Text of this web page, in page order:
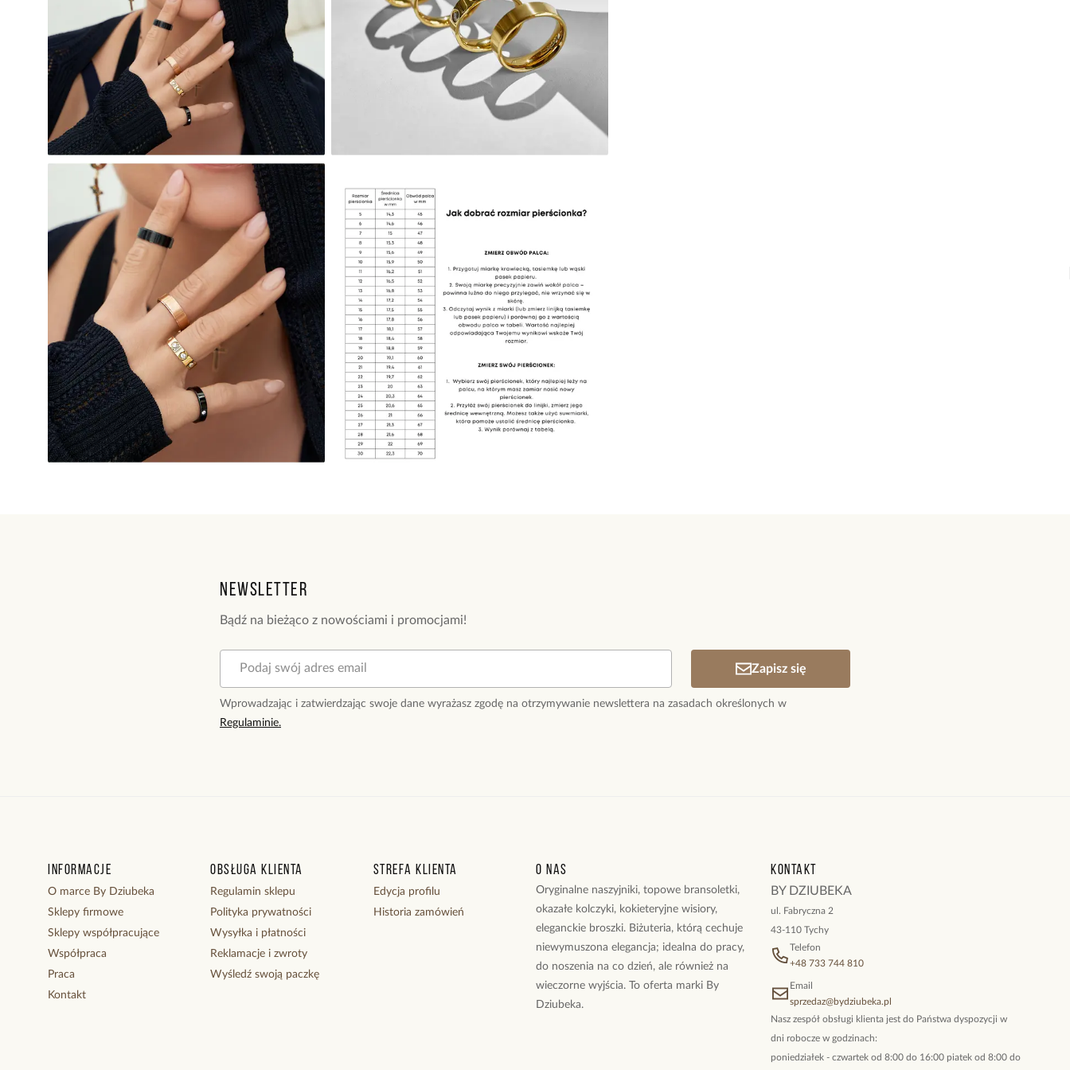
Newsletter
Bądź na bieżąco z nowościami i promocjami!
Zapisz się
Wprowadzając i zatwierdzając swoje dane wyrażasz zgodę na otrzymywanie newslettera na zasadach określonych w
Regulaminie.
Informacje
O marce By Dziubeka
Sklepy firmowe
Sklepy współpracujące
Współpraca
Praca
Kontakt
Obsługa klienta
Regulamin sklepu
Polityka prywatności
Wysyłka i płatności
Reklamacje i zwroty
Wyśledź swoją paczkę
Strefa klienta
Edycja profilu
Historia zamówień
O nas
Oryginalne naszyjniki, topowe bransoletki,
okazałe kolczyki, kokieteryjne wisiory,
eleganckie broszki. Biżuteria, którą cechuje
niewymuszona elegancja; idealna do pracy,
do noszenia na co dzień, ale również na
wieczorne wyjścia. To oferta marki By
Dziubeka.
Kontakt
BY DZIUBEKA
ul. Fabryczna 2
43-110 Tychy
Telefon
+48 733 744 810
Email
sprzedaz@bydziubeka.pl
Nasz zespół obsługi klienta jest do Państwa dyspozycji w
dni robocze w godzinach:
poniedziałek - czwartek od 8:00 do 16:00 piatek od 8:00 do